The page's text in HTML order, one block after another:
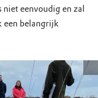
eenvoudig en zal
een belangrijk